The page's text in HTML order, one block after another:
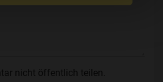
nicht öffentlich teilen.